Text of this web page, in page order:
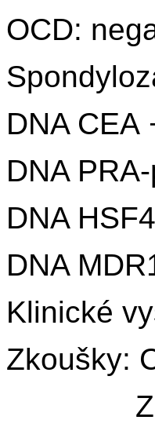
OCD:
DNA
DNA
DNA
DNA
Klinické
Zkoušky:
ZZO